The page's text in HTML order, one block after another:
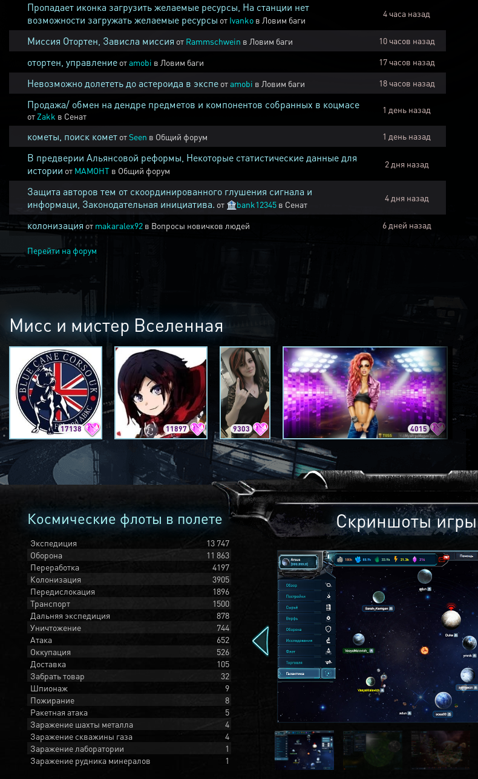
Пропадает иконка загрузить желаемые ресурсы, На станции нет
возможности загружать желаемые ресурсы от Ivanko в Ловим баги
4 часа назад
Миссия Отортен, Зависла миссия от Rammschwein в Ловим баги 10 часов назад
отортен, управление отamobi в Ловим баги 17 часов назад
Невозможно долететь до астероида в экспе отamobi в Ловим баги 18 часов назад
Продажа/ обмен на дендре предметов и компонентов собранных в коцмасе
от Zakk в Сенат
1 день назад
кометы, поиск комет отSeen в Общий форум 1 день назад
В предверии Альянсовой реформы, Некоторые статистические данные для
истории от MAMOHT в Общий форум
2 дня назад
Защита авторов тем от скоординированного глушения сигнала и
информаци, Законодательная инициатива. от 🏦bank12345 в Сенат
4 дня назад
колонизация от makaralex92 в Вопросы новичков людей 6 дней назад
Перейти на форум
Мисс и мистер Вселенная
17138 11897 9303 4015
Космические флоты в полете
Экспедиция
13 747
Оборона
11 863
Переработка
4197
Колонизация
3905
Передислокация
1896
Транспорт
1500
Дальняя экспедиция
878
Уничтожение
744
Атака
652
Оккупация
526
Доставка
105
Забрать товар
32
Шпионаж
9
Пожирание
8
Ракетная атака
5
Заражение шахты металла
4
Заражение скважины газа
4
Заражение лаборатории
1
Заражение рудника минералов
1
Скриншоты игры